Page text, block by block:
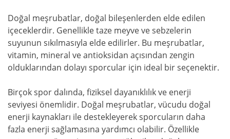
Doğal meşrubatlar, doğal bileşenlerden elde edilen
içeceklerdir. Genellikle taze meyve ve sebzelerin
suyunun sıkılmasıyla elde edilirler. Bu meşrubatlar,
vitamin, mineral ve antioksidan açısından zengin
olduklarından dolayı sporcular için ideal bir seçenektir.
Birçok spor dalında, fiziksel dayanıklılık ve enerji
seviyesi önemlidir. Doğal meşrubatlar, vücudu doğal
enerji kaynakları ile destekleyerek sporcuların daha
fazla enerji sağlamasına yardımcı olabilir. Özellikle